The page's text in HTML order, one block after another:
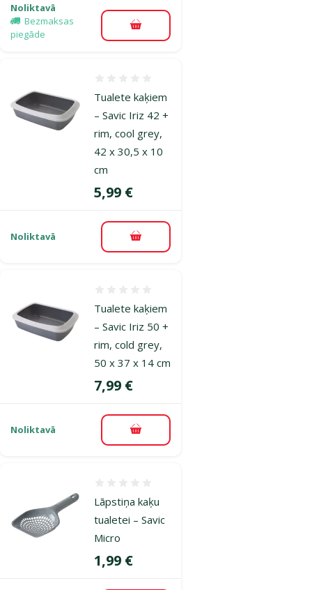
Noliktavā
Bezmaksas
piegāde
Pievienot grozam
Tualete kaķiem
– Savic Iriz 42 +
rim, cool grey,
42 x 30,5 x 10
cm
Cena
5,99 €
Noliktavā Pievienot grozam
Tualete kaķiem
– Savic Iriz 50 +
rim, cold grey,
50 x 37 x 14 cm
Cena
7,99 €
Noliktavā Pievienot grozam
Lāpstiņa kaķu
tualetei – Savic
Micro
Cena
1,99 €